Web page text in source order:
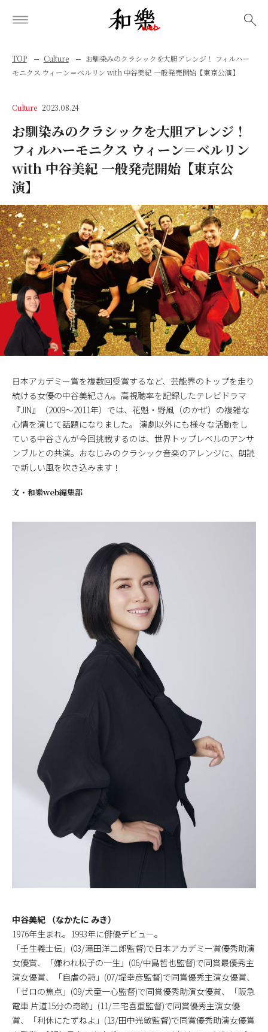
TOP Culture
お馴染みのクラシックを大胆アレンジ！ フィルハー
モニクス ウィーン＝ベルリン with 中谷美紀 一般発売開始【東京公演】
Culture 2023.08.24
お馴染みのクラシックを大胆アレンジ！
フィルハーモニクス ウィーン＝ベルリン
with 中谷美紀 一般発売開始【東京公
演】
日本アカデミー賞を複数回受賞するなど、芸能界のトップを走り
続ける女優の中谷美紀さん。高視聴率を記録したテレビドラマ
『JIN』（2009～2011年）では、花魁・野風（のかぜ）の複雑な
心情を演じて話題になりました。 演劇以外にも様々な活動をし
ている中谷さんが今回挑戦するのは、世界トップレベルのアンサ
ンブルとの共演。おなじみのクラシック音楽のアレンジに、朗読
で新しい風を吹き込みます！
文・ 和樂web編集部
中谷美紀 （なかたに みき）
1976年生まれ。1993年に俳優デビュー。
「壬生義士伝」(03/滝田洋二郎監督)で日本アカデミー賞優秀助演
女優賞、「嫌われ松子の一生」(06/中島哲也監督)で同賞最優秀主
演女優賞、「自虐の詩」(07/堤幸彦監督)で同賞優秀主演女優賞、
「ゼロの焦点」(09/犬童一心監督)で同賞優秀助演女優賞、「阪急
電車 片道15分の奇跡」(11/三宅喜重監督)で同賞優秀主演女優
賞、「利休にたずねよ」(13/田中光敏監督)で同賞優秀助演女優賞